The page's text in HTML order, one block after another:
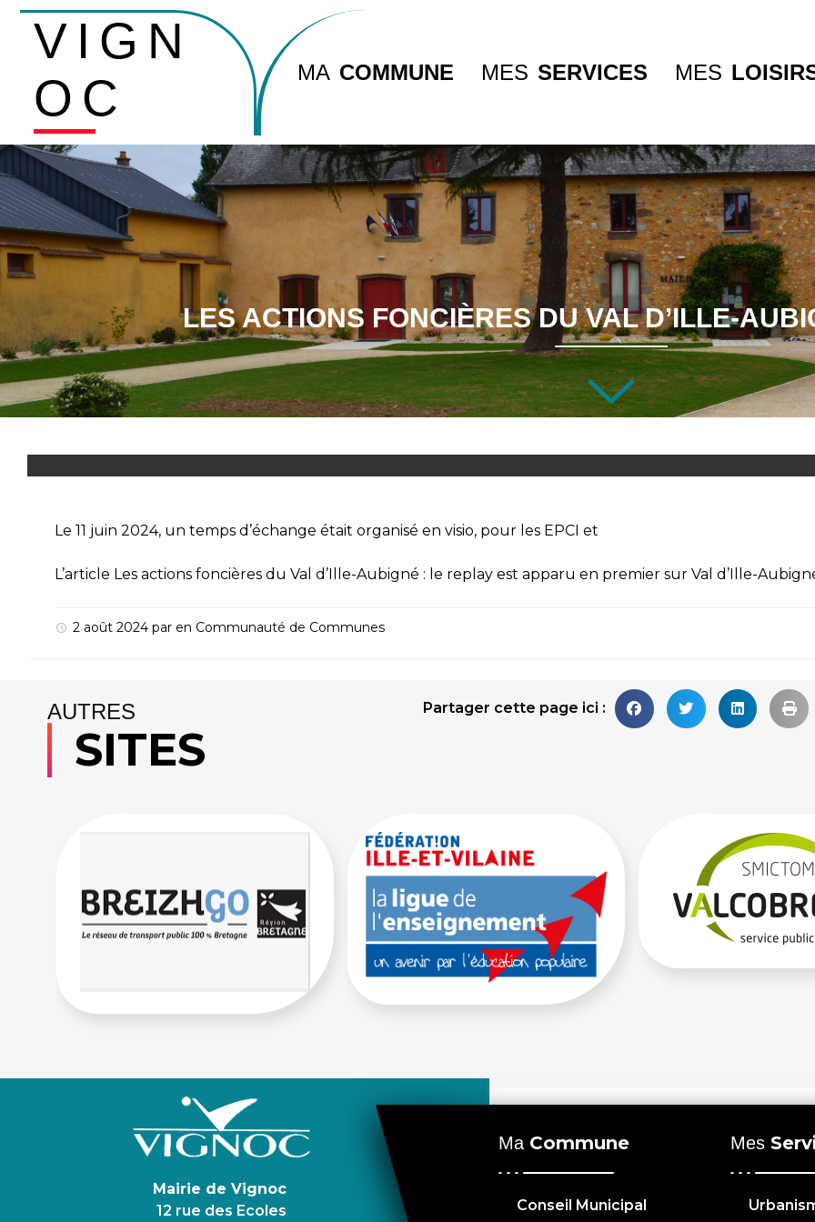
VIGN
OC
MA COMMUNE MES SERVICES MES
LES ACTIONS FONCIÈRES DU VAL D’ILLE-
Le 11 juin 2024, un temps d’échange était organisé en visio, pour les EPCI et
L’article Les actions foncières du Val d’Ille-Aubigné : le replay est apparu en premier sur Val d’Ille-
2 août 2024 par en Communauté de Communes
Partager cette page ici :
AUTRES
SITES
Mairie de Vignoc
12 rue des Ecoles
Ma Commune
Conseil Municipal
Mes